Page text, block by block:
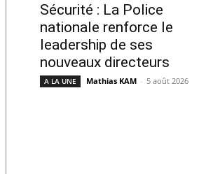
Sécurité : La Police
nationale renforce le
leadership de ses
nouveaux directeurs
A LA UNE Mathias KAM - 5 août 2026